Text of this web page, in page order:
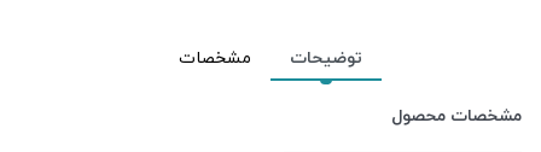
توضیحات
مشخصات
مشخصات محصول